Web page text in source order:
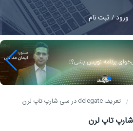
ورود ثبت نام
تعریف delegate در سی شارپ تاپ لرن